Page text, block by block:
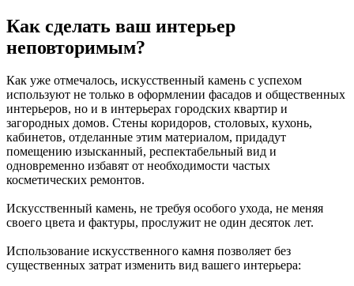
Как сделать ваш интерьер
неповторимым?
Как уже отмечалось, искусственный камень с успехом
используют не только в оформлении фасадов и общественных
интерьеров, но и в интерьерах городских квартир и
загородных домов. Стены коридоров, столовых, кухонь,
кабинетов, отделанные этим материалом, придадут
помещению изысканный, респектабельный вид и
одновременно избавят от необходимости частых
косметических ремонтов.
Искусственный камень, не требуя особого ухода, не меняя
своего цвета и фактуры, прослужит не один десяток лет.
Использование искусственного камня позволяет без
существенных затрат изменить вид вашего интерьера: